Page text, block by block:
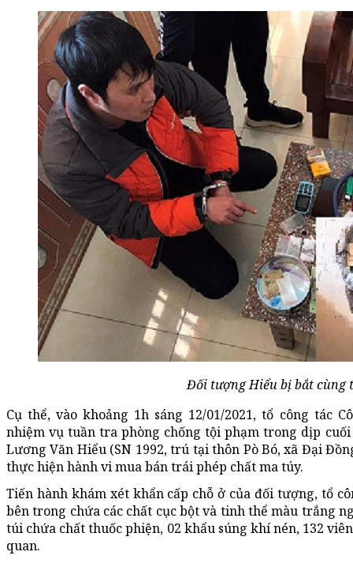
Đối tượng Hiểu bị bắt cùng
Cụ thể, vào khoảng 1h sáng 12/01/2021, tổ công tác
nhiệm vụ tuần tra phòng chống tội phạm trong dịp
Lương Văn Hiểu (SN 1992, trú tại thôn Pò Bó, xã Đại
thực hiện hành vi mua bán trái phép chất ma túy.
Tiến hành khám xét khẩn cấp chỗ ở của đối tượng, tổ
bên trong chứa các chất cục bột và tinh thể màu trắng
túi chứa chất thuốc phiện, 02 khẩu súng khí nén, 132
quan.